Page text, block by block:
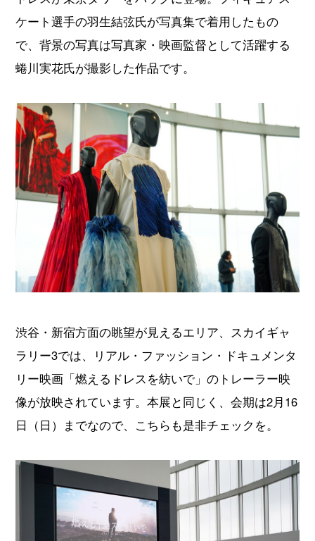
ケート選手の羽生結弦氏が写真集で着用したもの
で、背景の写真は写真家・映画監督として活躍する
蜷川実花氏が撮影した作品です。
渋谷・新宿方面の眺望が見えるエリア、スカイギャ
ラリー3では、リアル・ファッション・ドキュメンタ
リー映画「燃えるドレスを紡いで」のトレーラー映
像が放映されています。本展と同じく、会期は2月16
日（日）までなので、こちらも是非チェックを。